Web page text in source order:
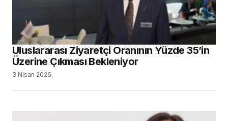
Uluslararası Ziyaretçi Oranının Yüzde 35’in
Üzerine Çıkması Bekleniyor
3 Nisan 2026